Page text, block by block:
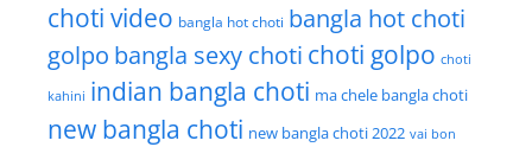
choti video bangla hot choti bangla hot choti
golpo bangla sexy choti choti golpo choti
kahini indian bangla choti ma chele bangla choti
new bangla choti new bangla choti 2022 vai bon